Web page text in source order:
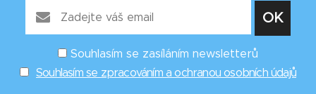
Souhlasím se zasíláním newsletterů
Souhlasím se zpracováním a ochranou osobních údajů